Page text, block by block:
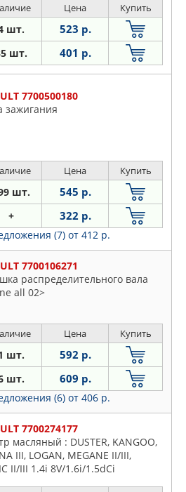
Цена Купить
шт. 523 р.
шт. 401 р.
7700500180
зажигания
Цена Купить
шт. 545 р.
+ 322 р.
(7) от 412 р.
7700106271
распределительного вала
all 02>
Цена Купить
шт. 592 р.
шт. 609 р.
(6) от 406 р.
7700274177
масляный : DUSTER, KANGOO,
III, LOGAN, MEGANE II/III,
II/III 1.4i 8V/1.6i/1.5dCi